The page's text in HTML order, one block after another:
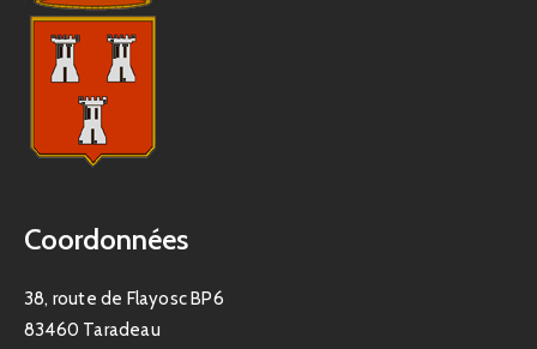
Coordonnées
38, route de Flayosc BP6
83460 Taradeau